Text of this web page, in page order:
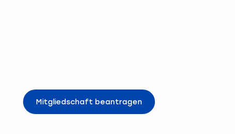
Mitgliedschaft beantragen